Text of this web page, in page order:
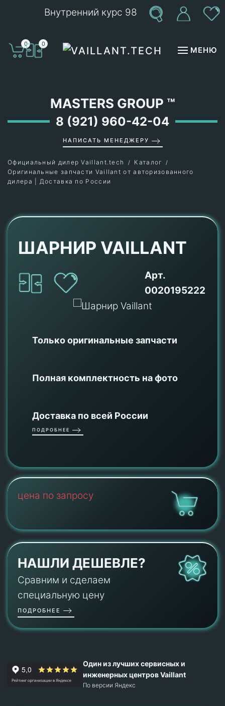
Внутренний курс 98
0 0
МЕНЮ
MASTERS GROUP ™
8 (921) 960-42-04
НАПИСАТЬ МЕНЕДЖЕРУ
Официальный дилер Vaillant.tech
Каталог
Оригинальные запчасти Vaillant от авторизованного
дилера | Доставка по России
ШАРНИР VAILLANT
Арт.
0020195222
Только оригинальные запчасти
Полная комплектность на фото
Доставка по всей России
ПОДРОБНЕЕ
цена по запросу
НАШЛИ ДЕШЕВЛЕ?
Сравним и сделаем
специальную цену
ПОДРОБНЕЕ
Один из лучших сервисных и
инженерных центров Vaillant
По версии Яндекс